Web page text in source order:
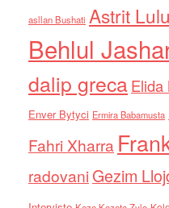
asllan Bushati Astrit
Behlul
dalip grecaElida
Enver Bytyci Ermira Babamusta
Fahri Xharra
radovaniGezim